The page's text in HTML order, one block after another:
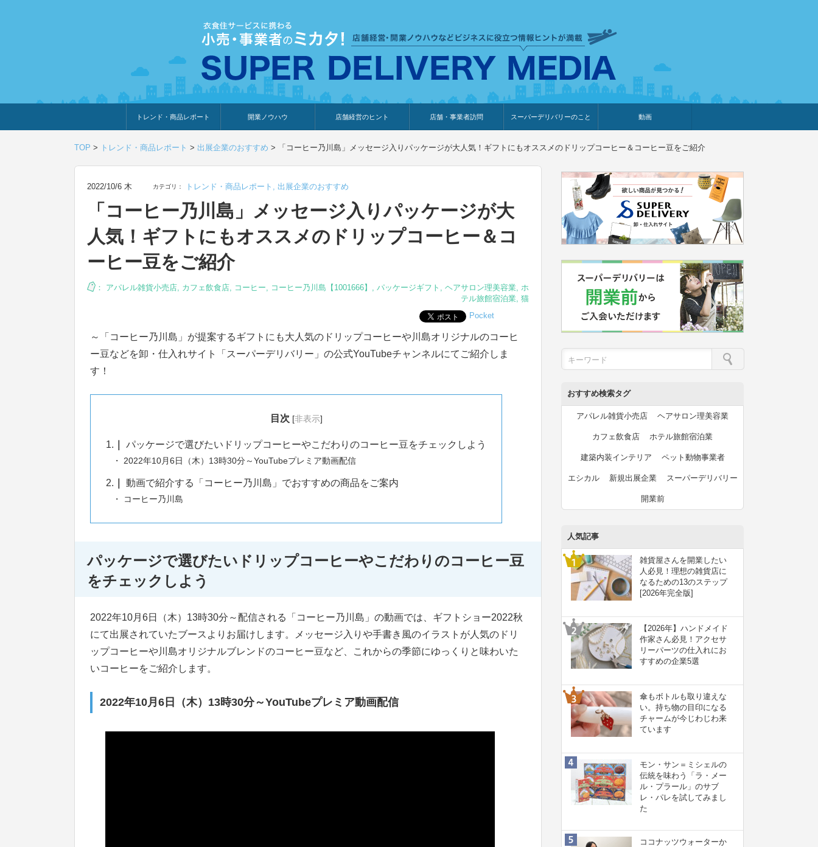
トレンド・商品レポート
トレンド・特集
人気ランキング
出展企業のおすすめ
商品体験・レビュー
暮らしの提案
開業ノウハウ
開業までの道のり
開業知識・情報
店舗経営のヒント
ウェブ集客・販売促進
仕入れ
展示会情報
接客・販売
知識情報
販促カレンダー
集客・販売促進
店舗・事業者訪問
アパレル店
カフェ・飲食店
ペットサロン
美容サロン
観光・ホテル旅館宿泊業
スーパーデリバリーのこと
SD export
お知らせ
イベント・プレゼント企画
セミナー・調査レポート
体験型イベント・動画告知
外部メディア掲載
新規出展メーカー
動画
TOP > トレンド・商品レポート > 出展企業のおすすめ > 「コーヒー乃川島」メッセージ入りパッケージが大人気！ギフトにもオススメのドリップコーヒー＆コーヒー豆をご紹介
2022/10/6 木 カテゴリ： トレンド・商品レポート , 出展企業のおすすめ
「コーヒー乃川島」メッセージ入りパッケージが大
人気！ギフトにもオススメのドリップコーヒー＆コ
ーヒー豆をご紹介
： アパレル雑貨小売店, カフェ飲食店, コーヒー, コーヒー乃川島【1001666】 , パッケージギフト , ヘアサロン理美容業, ホ
テル旅館宿泊業, 猫
Pocket
～「コーヒー乃川島」が提案するギフトにも大人気のドリップコーヒーや川島オリジナルのコーヒ
ー豆などを卸・仕入れサイト「スーパーデリバリー」の公式YouTubeチャンネルにてご紹介しま
す！
目次 [非表示]
1. パッケージで選びたいドリップコーヒーやこだわりのコーヒー豆をチェックしよう
2022年10月6日（木）13時30分～YouTubeプレミア動画配信
2. 動画で紹介する「コーヒー乃川島」でおすすめの商品をご案内
コーヒー乃川島
パッケージで選びたいドリップコーヒーやこだわりのコーヒー豆
をチェックしよう
2022年10月6日（木）13時30分～配信される「コーヒー乃川島」の動画では、ギフトショー2022秋
にて出展されていたブースよりお届けします。メッセージ入りや手書き風のイラストが人気のドリ
ップコーヒーや川島オリジナルブレンドのコーヒー豆など、これからの季節にゆっくりと味わいた
いコーヒーをご紹介します。
2022年10月6日（木）13時30分～YouTubeプレミア動画配信
おすすめ検索タグ
アパレル雑貨小売店 ヘアサロン理美容業
カフェ飲食店 ホテル旅館宿泊業
建築内装インテリア ペット動物事業者
エシカル 新規出展企業 スーパーデリバリー
開業前
人気記事
雑貨屋さんを開業したい
人必見！理想の雑貨店に
なるための13のステップ
[2026年完全版]
【2026年】ハンドメイド
作家さん必見！アクセサ
リーパーツの仕入れにお
すすめの企業5選
傘もボトルも取り違えな
い。持ち物の目印になる
チャームが今じわじわ来
ています
モン・サン＝ミシェルの
伝統を味わう「ラ・メー
ル・プラール」のサブ
レ・パレを試してみまし
た
ココナッツウォーターか